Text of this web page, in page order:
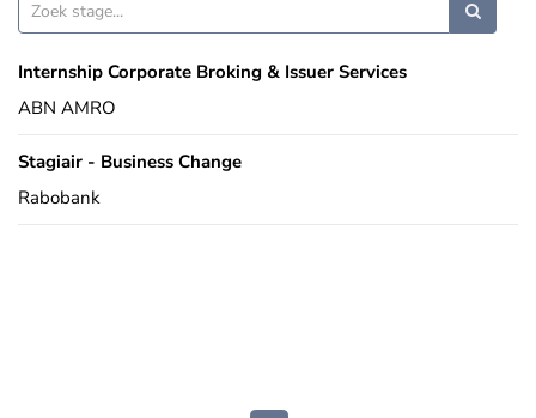
Internship Corporate Broking & Issuer Services
ABN AMRO
Stagiair - Business Change
Rabobank